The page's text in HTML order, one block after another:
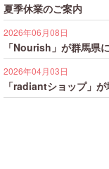
夏季休業のご案内
2026年06月08日
「Nourish」が群馬県
2026年04月03日
「radiantショップ」